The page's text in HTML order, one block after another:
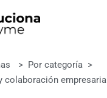
> Por categoría >
colaboración empresarial